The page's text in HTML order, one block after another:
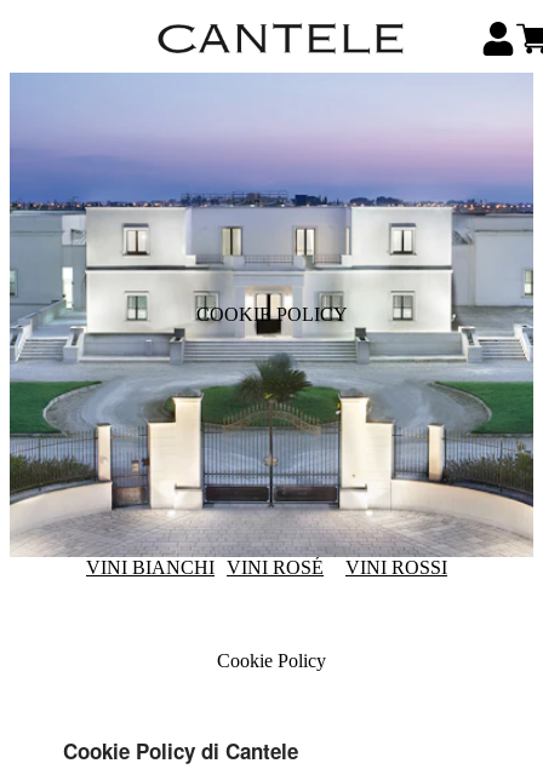
COOKIE POLICY
VINI BIANCHI VINI ROSÉ VINI ROSSI
Cookie Policy
Cookie Policy di Cantele